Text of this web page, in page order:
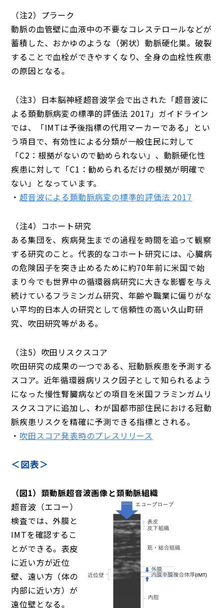
（注2）プラーク
動脈の血管壁に血液中の不要なコレステロールなどが
蓄積した、おかゆのような（粥状）動脈硬化巣。破裂
することで血栓ができやすくなり、全身の血栓性疾患
の原因となる。
（注3）日本脳神経超音波学会で出された「超音波に
よる頚動脈病変の標準的評価法 2017」ガイドライン
では、「IMTは予後指標の代用マーカーである」とい
う項目で、有効性による分類が一般住民に対して
「C2：根拠がないので勧められない」、動脈硬化性
疾患に対して「C1：勧められるだけの根拠が明確で
ない」となっています。
・超音波による頚動脈病変の標準的評価法 2017
（注4）コホート研究
ある集団を、疾病発生までの過程を時間を追って観察
する研究のこと。代表的なコホート研究には、心臓病
の危険因子を突き止めるために約70年前に米国で始
まり今でも世界中の循環器病研究に大きな影響を与え
続けているフラミンガム研究、年齢や職業に偏りがな
い平均的日本人の研究として信頼性の高い久山町研
究、吹田研究等がある。
（注5）吹田リスクスコア
吹田研究の成果の一つである、冠動脈疾患を予測する
スコア。近年循環器病リスク因子として知られるよう
になった慢性腎臓病などの項目を米国フラミンガムリ
スクスコアに追加し、わが国都市部住民における冠動
脈疾患リスクを精確に予測できる指標とされる。
・ 吹田スコア発表時のプレスリリース
＜図表＞
（図1）頚動脈超音波画像と頚動脈組織
超音波（エコー）
検査では、外膜と
IMTを確認するこ
とができる。表皮
に近い方が近位
壁、遠い方（体の
内部に近い方）が
遠位壁となる。